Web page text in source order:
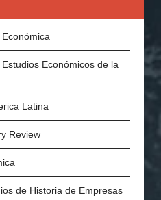
Association
of Australia and New
Económicos de la
Latina
Review
de Historia de Empresas